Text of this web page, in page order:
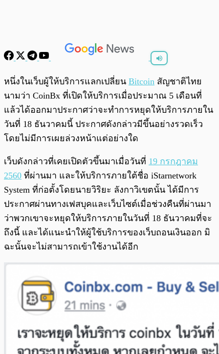
พร้อมเล่น /0:00
หนึ่งในเว็บผู้ให้บริการแลกเปลี่ยน Bitcoin สัญชาติไทย
นามว่า CoinBx ที่เปิดให้บริการเมื่อประมาณ 5 เดือนที่
แล้วได้ออกมาประกาศว่าจะทำการหยุดให้บริการภายใน
วันที่ 18 ธันวาคมนี้ ประกาศดังกล่าวมีขึ้นอย่างรวดเร็ว
โดยไม่มีการเผยล่วงหน้าแต่อย่างใด
เว็บดังกล่าวที่เคยเปิดตัวขึ้นมาเมื่อวันที่ 19 กรกฎาคม
2560 ที่ผ่านมา และให้บริการภายใต้ชื่อ iStarnetwork
System ที่ก่อตั้งโดยนายวิริยะ ลังกาวิเขตนั้น ได้มีการ
ประกาศผ่านทางเฟสบุคและเว็บไซต์เมื่อช่วงคืนที่ผ่านมา
ว่าพวกเขาจะหยุดให้บริการภายในวันที่ 18 ธันวาคมที่จะ
ถึงนี้ และได้แนะนำให้ผู้ใช้บริการของเว็บถอนเงินออก มิ
ฉะนั้นจะไม่สามารถเข้าใช้งานได้อีก